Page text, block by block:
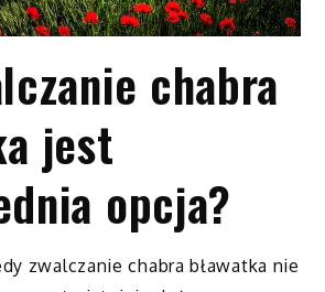
chabra
jest
opcja?
zwalczanie chabra bławatka nie